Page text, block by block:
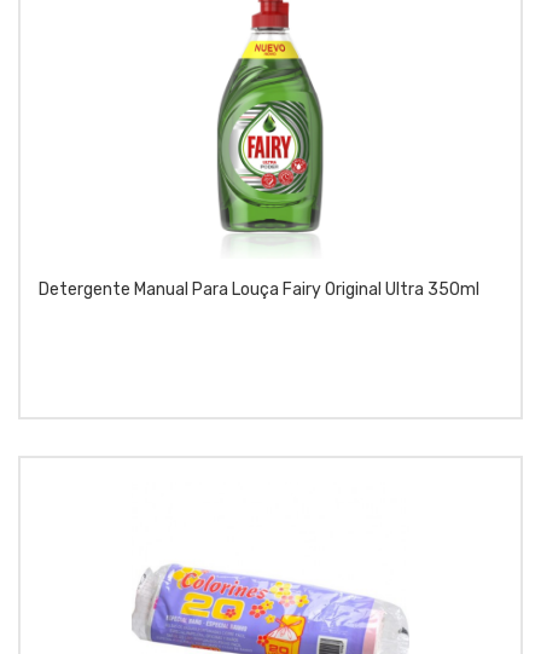
Detergente Manual Para Louça Fairy Original Ultra 350ml